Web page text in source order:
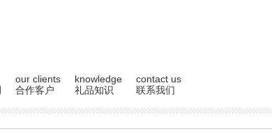
our clients
合作客户
knowledge
礼品知识
contact us
联系我们